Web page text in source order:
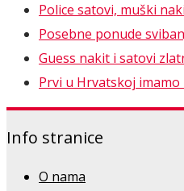
Police satovi, muški
Posebne ponude
Guess nakit i satovi
Prvi u Hrvatskoj imamo
Info stranice
O nama